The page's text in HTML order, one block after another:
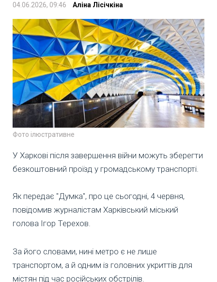
04.06.2026, 09:46 Аліна Лісічкіна
Фото ілюстративне
У Харкові після завершення війни можуть зберегти
безкоштовний проїзд у громадському транспорті.
Як передає "Думка", про це сьогодні, 4 червня,
повідомив журналістам Харківський міський
голова Ігор Терехов.
За його словами, нині метро є не лише
транспортом, а й одним із головних укриттів для
містян під час російських обстрілів.